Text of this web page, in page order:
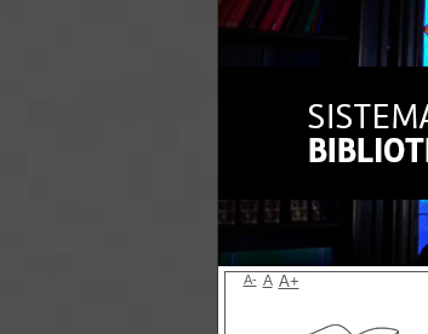
A- A A+